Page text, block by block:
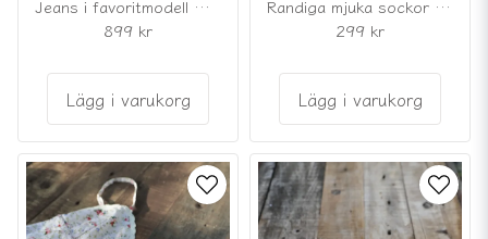
Jeans i favoritmodell mauverosa
899 kr
Lägg i varukorg
Randiga mjuka sockor med högt skaft
299 kr
Lägg i varukorg